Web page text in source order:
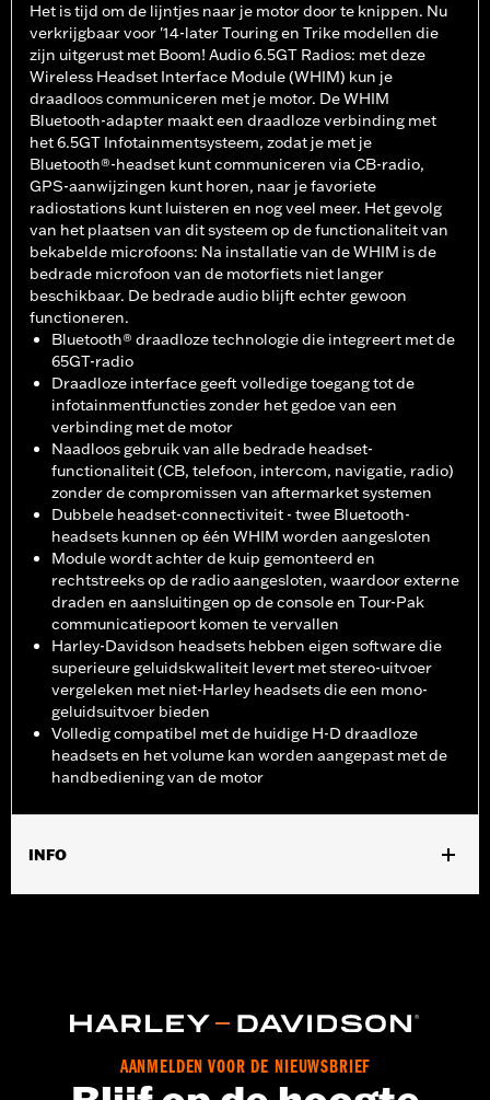
Het is tijd om de lijntjes naar je motor door te knippen. Nu
verkrijgbaar voor '14-later Touring en Trike modellen die
zijn uitgerust met Boom! Audio 6.5GT Radios: met deze
Wireless Headset Interface Module (WHIM) kun je
draadloos communiceren met je motor. De WHIM
Bluetooth-adapter maakt een draadloze verbinding met
het 6.5GT Infotainmentsysteem, zodat je met je
Bluetooth®-headset kunt communiceren via CB-radio,
GPS-aanwijzingen kunt horen, naar je favoriete
radiostations kunt luisteren en nog veel meer. Het gevolg
van het plaatsen van dit systeem op de functionaliteit van
bekabelde microfoons: Na installatie van de WHIM is de
bedrade microfoon van de motorfiets niet langer
beschikbaar. De bedrade audio blijft echter gewoon
functioneren.
Bluetooth® draadloze technologie die integreert met de
65GT-radio
Draadloze interface geeft volledige toegang tot de
infotainmentfuncties zonder het gedoe van een
verbinding met de motor
Naadloos gebruik van alle bedrade headset-
functionaliteit (CB, telefoon, intercom, navigatie, radio)
zonder de compromissen van aftermarket systemen
Dubbele headset-connectiviteit - twee Bluetooth-
headsets kunnen op één WHIM worden aangesloten
Module wordt achter de kuip gemonteerd en
rechtstreeks op de radio aangesloten, waardoor externe
draden en aansluitingen op de console en Tour-Pak
communicatiepoort komen te vervallen
Harley-Davidson headsets hebben eigen software die
superieure geluidskwaliteit levert met stereo-uitvoer
vergeleken met niet-Harley headsets die een mono-
geluidsuitvoer bieden
Volledig compatibel met de huidige H-D draadloze
headsets en het volume kan worden aangepast met de
handbediening van de motor
INFO
interfacemodule kabelboom P/N 69201726. Installatie op '14 -'15
FLHTKSE modellen zal resulteren in verminderde
satellietradio-ontvangst. Installatie op motorfietsen met
AANMELDEN VOOR DE NIEUWSBRIEF